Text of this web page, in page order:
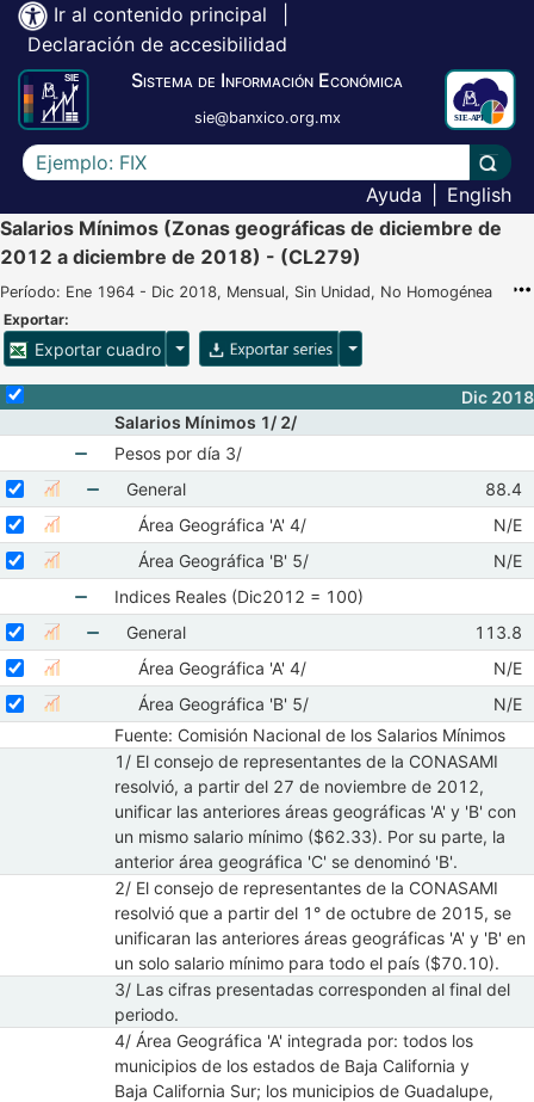
Ir al contenido principal
Declaración de accesibilidad
Sistema de Información Económica
sie@banxico.org.mx
Escriba el texto a buscar
Ayuda
English
Salarios Mínimos (Zonas geográficas de diciembre de
2012 a diciembre de 2018) - (CL279)
Período: Ene 1964 - Dic 2018, Mensual, Sin Unidad, No Homogénea
Exportar:
Exportar cuadro Opciones para exportar cuadroOpciones para exportar
Selecciona o desmarca todas las series
Dic 2018
Salarios Mínimos 1/ 2/
Mostrar elementos de Pesos por día 3/
Pesos por día 3/
Seleccione sus series
Seleccionar serie General
Mostrar elementos de General
General Oct
88.4
Seleccione sus series
Seleccionar serie Área Geográfica 'A' 4/Mostrar gráfica de la serie Área Geográfica 'A' 4/
Área Geográfica 'A' 4/ Oct
N/E
Seleccione sus series
Seleccionar serie Área Geográfica 'B' 5/Mostrar gráfica de la serie Área Geográfica 'B' 5/
Área Geográfica 'B' 5/ Oct
N/E
Mostrar elementos de Indices Reales (Dic2012 =
Indices Reales (Dic2012 = 100)
Seleccione sus series
Seleccionar serie General
Mostrar elementos de General
General Oct
113.8
Seleccione sus series
Seleccionar serie Área Geográfica 'A' 4/Mostrar gráfica de la serie Área Geográfica 'A' 4/
Área Geográfica 'A' 4/ Oct
N/E
Seleccione sus series
Seleccionar serie Área Geográfica 'B' 5/Mostrar gráfica de la serie Área Geográfica 'B' 5/
Área Geográfica 'B' 5/ Oct
N/E
Fuente: Comisión Nacional de los Salarios Mínimos
1/ El consejo de representantes de la CONASAMI
resolvió, a partir del 27 de noviembre de 2012,
unificar las anteriores áreas geográficas 'A' y 'B' con
un mismo salario mínimo ($62.33). Por su parte, la
anterior área geográfica 'C' se denominó 'B'.
2/ El consejo de representantes de la CONASAMI
resolvió que a partir del 1° de octubre de 2015, se
unificaran las anteriores áreas geográficas 'A' y 'B' en
un solo salario mínimo para todo el país ($70.10).
3/ Las cifras presentadas corresponden al final del
periodo.
4/ Área Geográfica 'A' integrada por: todos los
municipios de los estados de Baja California y
Baja California Sur; los municipios de Guadalupe,